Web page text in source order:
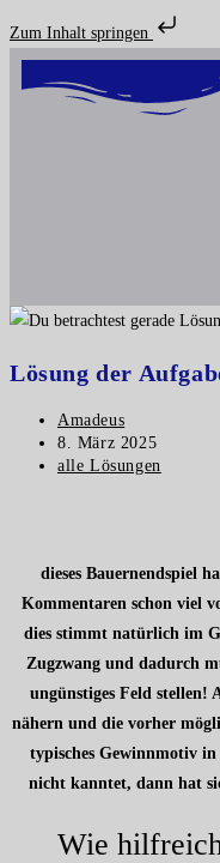
Zum Inhalt springen
Lösung der
Amadeus
8. März 2025
alle Lösungen
dieses Bauernendspiel
Kommentaren schon viel
dies stimmt natürlich im
Zugzwang und dadurch
ungünstiges Feld stellen!
nähern und die vorher
typisches Gewinnmotiv in
nicht kanntet, dann hat
Wie